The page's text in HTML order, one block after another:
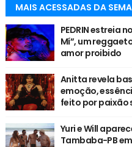
MAIS ACESSADAS DA
PEDRIN estreia
Mí”, um
amor proibido
Anitta revela
emoção,
feito por paixão
Yuri e Will
Tambaba-PB